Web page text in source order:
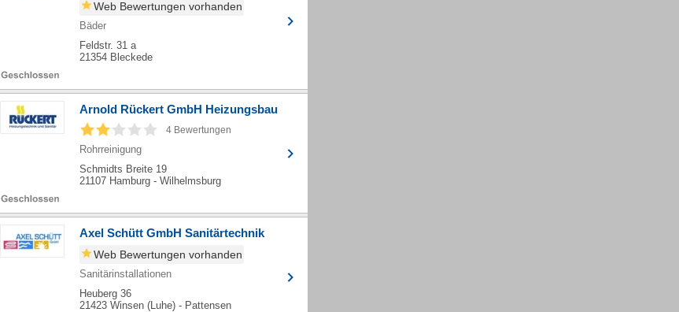
Web Bewertungen vorhanden
Bäder
Feldstr. 31 a
21354 Bleckede
Arnold Rückert GmbH Heizungsbau
4 Bewertungen
Rohrreinigung
Schmidts Breite 19
21107 Hamburg - Wilhelmsburg
Axel Schütt GmbH Sanitärtechnik
Web Bewertungen vorhanden
Sanitärinstallationen
Heuberg 36
21423 Winsen (Luhe) - Pattensen